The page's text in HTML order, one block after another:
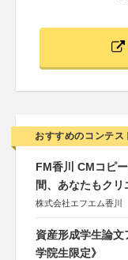
おすすめのコンテス
FM香川 CMコピ
間、あなたもクリ
株式会社エフエム香川
資産形成学生論
学院生限定》